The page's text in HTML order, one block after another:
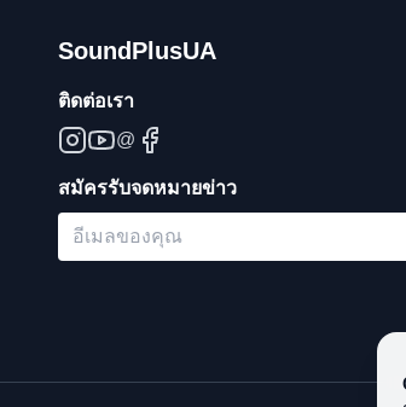
SoundPlusUA
ติดต่อเรา
@
สมัครรับจดหมายข่าว